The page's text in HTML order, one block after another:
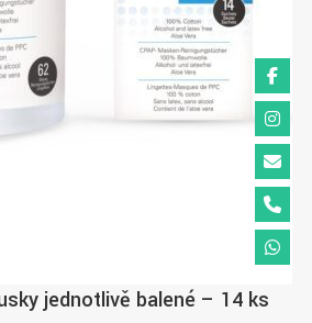
jednotlivě balené – 14 ks